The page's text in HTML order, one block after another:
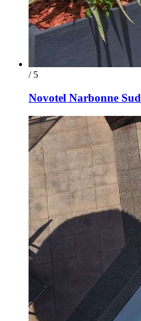
/ 5
Novotel Narbonne Sud